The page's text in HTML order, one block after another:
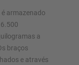
armazenado
a
braços
e através